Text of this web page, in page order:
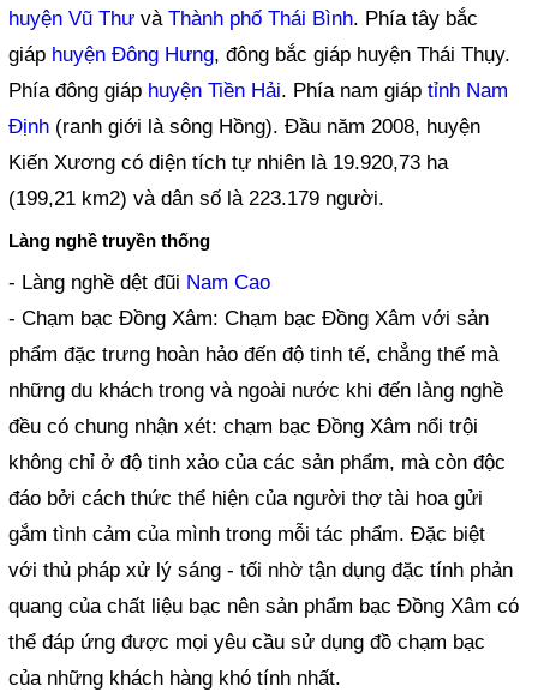
huyện Vũ Thư vàThành phố Thái Bình. Phía tây bắc
giáp huyện Đông Hưng, đông bắc giáp huyện Thái Thụy.
Phía đông giáp huyện Tiền Hải. Phía nam giáptỉnh Nam
Định (ranh giới là sông Hồng). Đầu năm 2008, huyện
Kiến Xương có diện tích tự nhiên là 19.920,73 ha
(199,21 km2) và dân số là 223.179 người.
Làng nghề truyền thống
- Làng nghề dệt đũi Nam Cao
- Chạm bạc Đồng Xâm: Chạm bạc Đồng Xâm với sản
phẩm đặc trưng hoàn hảo đến độ tinh tế, chẳng thế mà
những du khách trong và ngoài nước khi đến làng nghề
đều có chung nhận xét: chạm bạc Đồng Xâm nổi trội
không chỉ ở độ tinh xảo của các sản phẩm, mà còn độc
đáo bởi cách thức thể hiện của người thợ tài hoa gửi
gắm tình cảm của mình trong mỗi tác phẩm. Đặc biệt
với thủ pháp xử lý sáng - tối nhờ tận dụng đặc tính phản
quang của chất liệu bạc nên sản phẩm bạc Đồng Xâm có
thể đáp ứng được mọi yêu cầu sử dụng đồ chạm bạc
của những khách hàng khó tính nhất.